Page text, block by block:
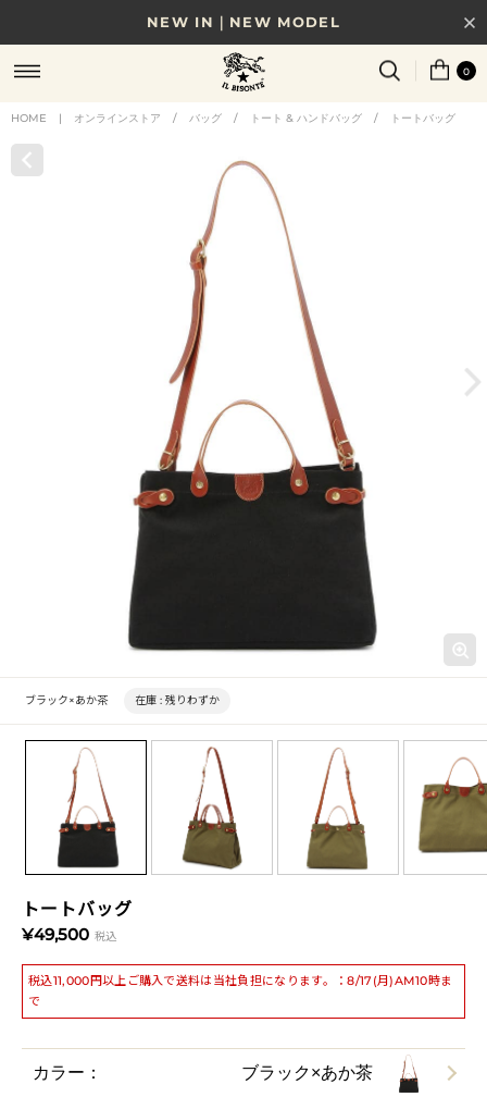
NEW IN｜NEW MODEL
8/17(月)10時まで｜税込11,000円以上で送料無料
贈る相手やシーンから選べる、新しいギフトガイド
0
HOME | オンラインストア / バッグ / トート & ハンドバッグ / トートバッグ
トートバッグ
¥49,500 税込
税込11,000円以上ご購入で送料は当社負担になります。：8/17(月)AM10時ま
で
ブラック×あか茶 在庫 : 残りわずか
カラー： ブラック×あか茶